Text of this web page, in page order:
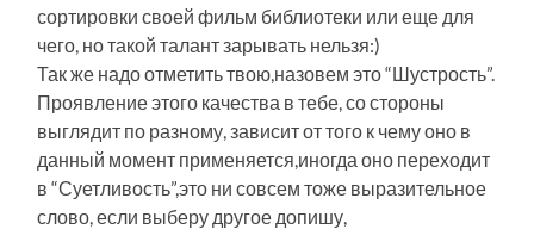
сортировки своей фильм библиотеки или еще для
чего, но такой талант зарывать нельзя:)
Так же надо отметить твою,назовем это “Шустрость”.
Проявление этого качества в тебе, со стороны
выглядит по разному, зависит от того к чему оно в
данный момент применяется,иногда оно переходит
в “Суетливость”,это ни совсем тоже выразительное
слово, если выберу другое допишу,